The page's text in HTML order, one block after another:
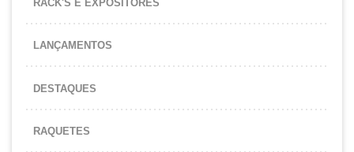
RACK'S E EXPOSITORES
LANÇAMENTOS
DESTAQUES
RAQUETES